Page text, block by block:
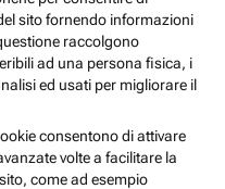
sito fornendo informazioni
raccolgono
ad una persona fisica, i
ed usati per migliorare il
consentono di attivare
volte a facilitare la
come ad esempio